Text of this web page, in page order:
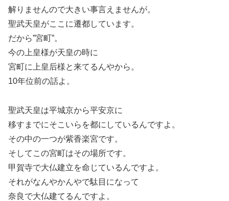
解りませんので大きい事言えませんが。
聖武天皇がここに遷都しています。
だから”宮町”。
今の上皇様が天皇の時に
宮町に上皇后様と来てるんやから。
10年位前の話よ。
聖武天皇は平城京から平安京に
移すまでにそこいらを都にしているんですよ。
その中の一つが紫香楽宮です。
そしてこの宮町はその場所です。
甲賀寺で大仏建立を命じているんですよ。
それがなんやかんやで駄目になって
奈良で大仏建てるんですよ。